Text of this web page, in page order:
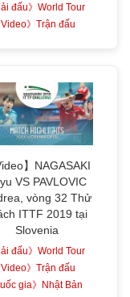
đấu》World Tour
Video》Trận đấu
】NAGASAKI
VS PAVLOVIC
vòng 32 Thử
ITTF 2019 tại
Slovenia
đấu》World Tour
Video》Trận đấu
gia》Nhật Bản